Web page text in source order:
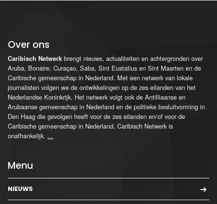
Over ons
Caribisch Netwerk brengt nieuws, actualiteiten en achtergronden over
Aruba, Bonaire, Curaçao, Saba, Sint Eustatius en Sint Maarten en de
Caribische gemeenschap in Nederland. Met een netwerk van lokale
journalisten volgen we de ontwikkelingen op de zes eilanden van het
Nederlandse Koninkrijk. Het netwerk volgt ook de Antilliaanse en
Arubaanse gemeenschap in Nederland en de politieke besluitvorming in
Den Haag die gevolgen heeft voor de zes eilanden en/of voor de
Caribische gemeenschap in Nederland. Caribisch Netwerk is
onafhankelijk. ...
Menu
NIEUWS